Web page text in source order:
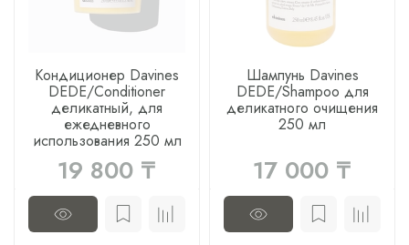
Кондиционер Davines
DEDE/Conditioner
деликатный, для
ежедневного
использования 250 мл
19 800 ₸
Шампунь Davines
DEDE/Shampoo для
деликатного очищения
250 мл
17 000 ₸